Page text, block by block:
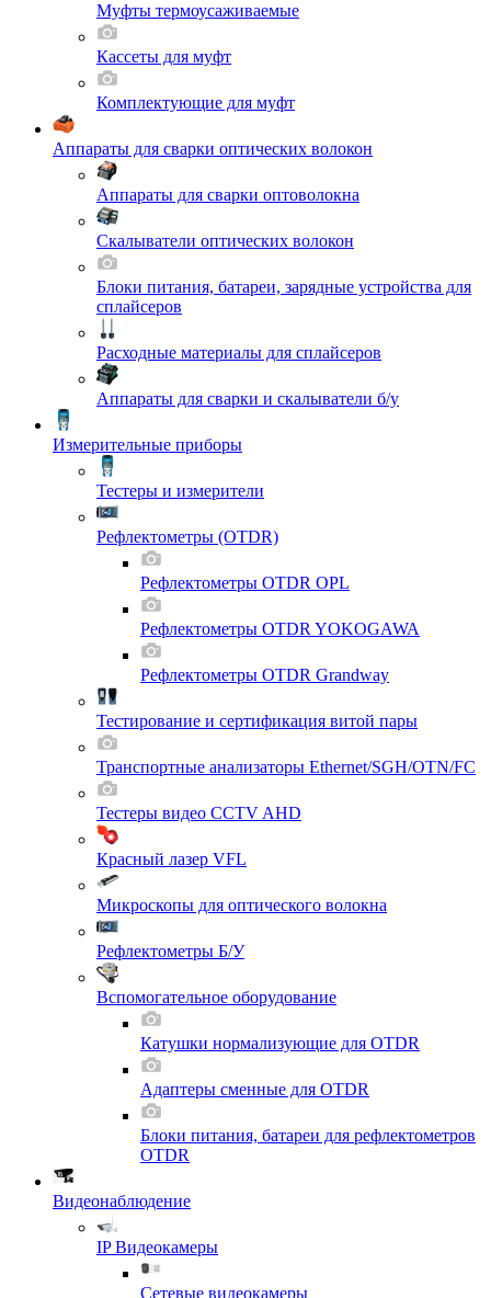
Муфты термоусаживаемые
Кассеты для муфт
Комплектующие для муфт
Аппараты для сварки оптических волокон
Аппараты для сварки оптоволокна
Скалыватели оптических волокон
Блоки питания, батареи, зарядные устройства для
сплайсеров
Расходные материалы для сплайсеров
Аппараты для сварки и скалыватели б/у
Измерительные приборы
Тестеры и измерители
Рефлектометры (OTDR)
Рефлектометры OTDR OPL
Рефлектометры OTDR YOKOGAWA
Рефлектометры OTDR Grandway
Тестирование и сертификация витой пары
Транспортные анализаторы Ethernet/SGH/OTN/FC
Тестеры видео CCTV AHD
Красный лазер VFL
Микроскопы для оптического волокна
Рефлектометры Б/У
Вспомогательное оборудование
Катушки нормализующие для OTDR
Адаптеры сменные для OTDR
Блоки питания, батареи для рефлектометров
OTDR
Видеонаблюдение
IP Видеокамеры
Сетевые видеокамеры